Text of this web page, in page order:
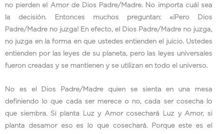
no pierden el Amor de Dios Padre/Madre. No importa cuál sea
la decisión. Entonces muchos preguntan: «¡Pero Dios
Padre/Madre no juzga! En efecto, el Dios Padre/Madre no juzga,
no juzga en la forma en que ustedes entienden el juicio. Ustedes
entienden por las leyes de su planeta, pero las leyes universales
fueron creadas y se mantienen y se utilizan en todo el universo.
No es el Dios Padre/Madre quien se sienta en una mesa
definiendo lo que cada ser merece o no, cada ser cosecha lo
que siembra. Si planta Luz y Amor cosechará Luz y Amor, si
planta desamor eso es lo que cosechará. Porque este es el